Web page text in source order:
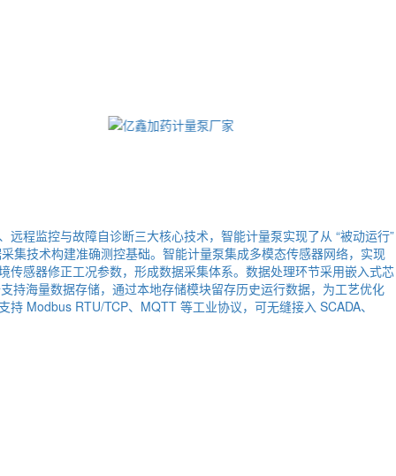
程监控与故障自诊断三大核心技术，智能计量泵实现了从 “被动运行”
集技术构建准确测控基础。智能计量泵集成多模态传感器网络，实现
感器修正工况参数，形成数据采集体系。数据处理环节采用嵌入式芯
持海量数据存储，通过本地存储模块留存历史运行数据，为工艺优化
Modbus RTU/TCP、MQTT 等工业协议，可无缝接入 SCADA、